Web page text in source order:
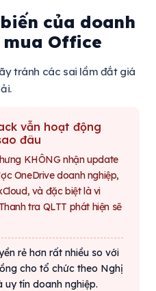
của doanh
Office
tránh các sai lầm đắt giá
vẫn hoạt động
đâu
KHÔNG nhận update
OneDrive doanh nghiệp,
và đặc biệt là vi
tra QLTT phát hiện sẽ
rẻ hơn rất nhiều so với
cho tổ chức theo Nghị
tín doanh nghiệp.